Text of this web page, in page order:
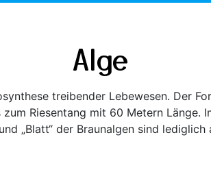
Alge
treibender Lebewesen. Der
Riesentang mit 60 Metern Länge.
„Blatt“ der Braunalgen sind